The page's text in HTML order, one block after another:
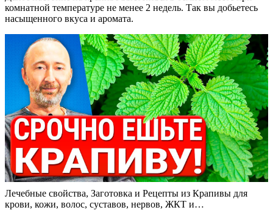
комнатной температуре не менее 2 недель. Так вы добьетесь
насыщенного вкуса и аромата.
Лечебные свойства, Заготовка и Рецепты из Крапивы для
крови, кожи, волос, суставов, нервов, ЖКТ и…